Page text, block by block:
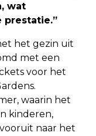
wat
het gezin uit
met een
voor het
waarin het
kinderen,
naar het